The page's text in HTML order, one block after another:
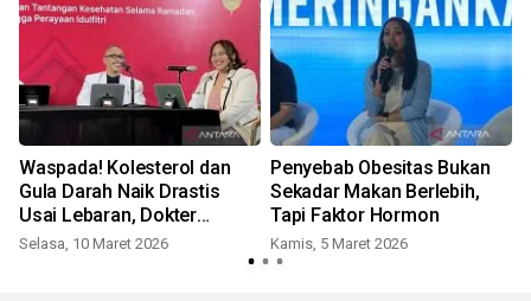
Waspada! Kolesterol dan
Gula Darah Naik Drastis
Usai Lebaran, Dokter
Ungkap Bahayanya
Selasa, 10 Maret 2026
Penyebab Obesitas Bukan
Sekadar Makan Berlebih,
Tapi Faktor Hormon
Kamis, 5 Maret 2026